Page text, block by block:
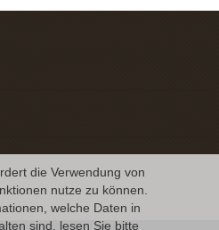
die Verwendung von
nutze zu können.
welche Daten in
sind, lesen Sie bitte